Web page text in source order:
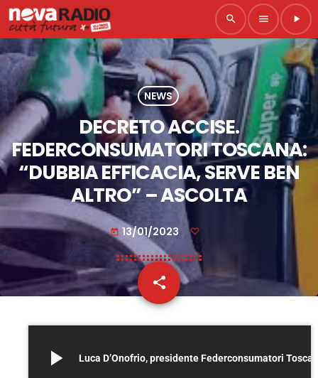
search menu play_arrow
NEWS
DECRETO ACCISE.
FEDERCONSUMATORI TOSCANA:
“DUBBIA EFFICACIA, SERVE BEN
ALTRO” – ASCOLTA
today 13/01/2023
share
email
play_arrow